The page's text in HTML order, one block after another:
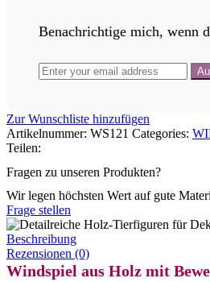
Benachrichtige mich, wenn
Zur Wunschliste hinzufügen
Artikelnummer: WS121 Categories:
Teilen:
Fragen zu unseren Produkten?
Wir legen höchsten Wert auf gute
Frage stellen
Beschreibung
Rezensionen (0)
Windspiel aus Holz mit